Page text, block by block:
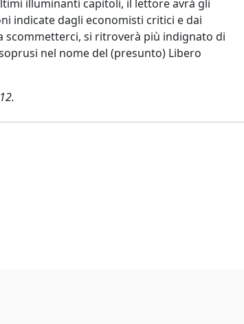
illuminanti capitoli, il lettore avrà gli
indicate dagli economisti critici e dai
si ritroverà più indignato di
nel nome del (presunto) Libero